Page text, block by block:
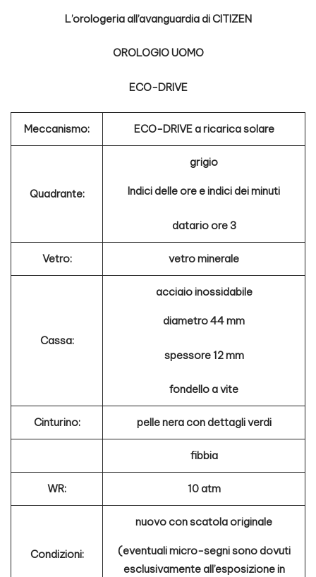
L’orologeria all’avanguardia di CITIZEN
OROLOGIO UOMO
ECO-DRIVE
Meccanismo: ECO-DRIVE a ricarica solare
Quadrante:
grigio
Indici delle ore e indici dei minuti
datario ore 3
Vetro: vetro minerale
Cassa:
acciaio inossidabile
diametro 44 mm
spessore 12 mm
fondello a vite
Cinturino: pelle nera con dettagli verdi
fibbia
WR: 10 atm
Condizioni:
nuovo con scatola originale
(eventuali micro-segni sono dovuti
esclusivamente all’esposizione in